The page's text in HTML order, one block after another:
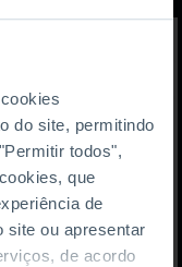
do site, permitindo
todos",
que
de
site ou apresentar
de acordo